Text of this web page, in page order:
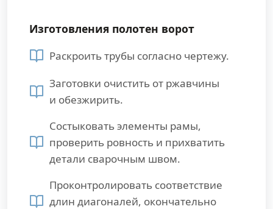
Изготовления полотен ворот
Раскроить трубы согласно чертежу.
Заготовки очистить от ржавчины
и обезжирить.
Состыковать элементы рамы,
проверить ровность и прихватить
детали сварочным швом.
Проконтролировать соответствие
длин диагоналей, окончательно